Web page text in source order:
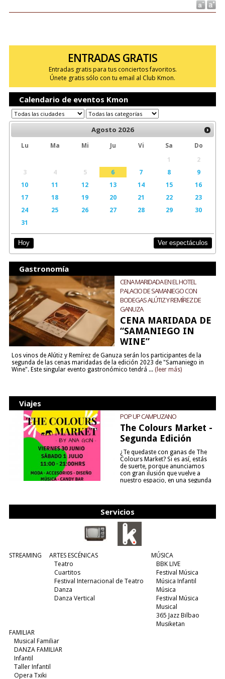
ENTRADAS GRATIS
Entradas gratis para tus conciertos favoritos.
Únete gratis sólo con tu email al Club Kmon.
Calendario de eventos Kmon
Agosto 2026
Lu Ma Mi Ju Vi Sa
Do
1
2
3
4 5 6 7 8
9
10
11 12 13 14 15
16
17
18 19 20 21 22
23
24
25 26 27 28 29
30
31
Hoy Ver espectáculos
Gastronomía
CENA MARIDADA EN EL HOTEL
PALACIO DE SAMANIEGO CON
BODEGAS ALÚTIZ Y REMÍREZ DE
GANUZA
CENA MARIDADA DE
“SAMANIEGO IN
WINE”
Los vinos de Alútiz y Remírez de Ganuza serán los participantes de la
segunda de las cenas maridadas de la edición 2023 de "Samaniego in
Wine". Este singular evento gastronómico tendrá ... (leer más)
Viajes
POP UP CAMPUZANO
The Colours Market -
Segunda Edición
¿Te quedaste con ganas de The
Colours Market? Si es así, estás
de suerte, porque anunciamos
con gran ilusión que vuelve a
nuestro espacio, en una segunda
Servicios
STREAMING
ARTES ESCÉNICAS
Teatro
Cuartitos
Festival Internacional de Teatro
Danza
Danza Vertical
MÚSICA
BBK LIVE
Festival Música
Música Infantil
Música
Festival Música
Musical
365 Jazz Bilbao
Musiketan
FAMILIAR
Musical Familiar
DANZA FAMILIAR
Infantil
Taller Infantil
Opera Txiki